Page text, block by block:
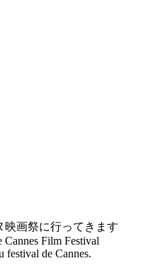
映画祭に行ってきます
Film Festival
festival de Cannes.